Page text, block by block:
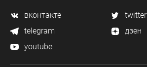
вконтакте
twitter
telegram
дзен
youtube